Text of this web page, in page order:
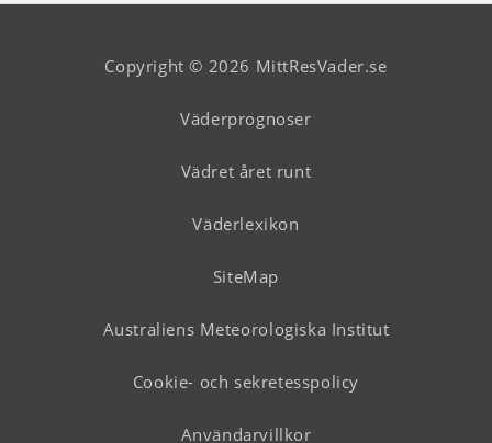
Copyright © 2026 MittResVader.se
Väderprognoser
Vädret året runt
Väderlexikon
SiteMap
Australiens Meteorologiska Institut
Cookie- och sekretesspolicy
Användarvillkor